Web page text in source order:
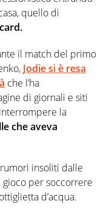
quello di
il match del primo
Jodie si è resa
che l’ha
di giornali e siti
la
che aveva
insoliti dalle
per soccorrere
d’acqua.